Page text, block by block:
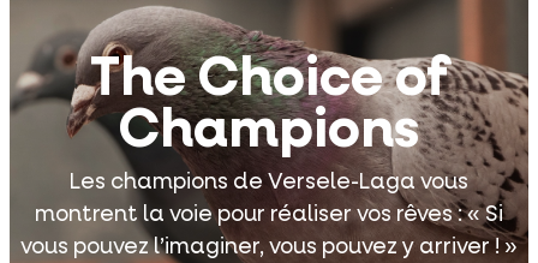
The Choice of
Champions
Les champions de Versele-Laga vous
montrent la voie pour réaliser vos rêves : « Si
vous pouvez l’imaginer, vous pouvez y arriver ! »